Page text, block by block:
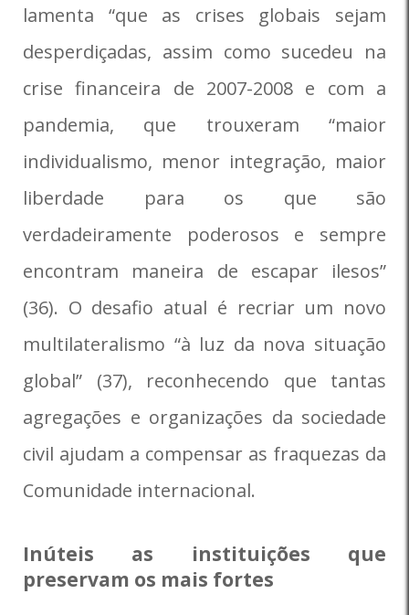
lamenta “que as crises globais sejam
desperdiçadas, assim como sucedeu na
crise financeira de 2007-2008 e com a
pandemia, que trouxeram “maior
individualismo, menor integração, maior
liberdade para os que são
verdadeiramente poderosos e sempre
encontram maneira de escapar ilesos”
(36). O desafio atual é recriar um novo
multilateralismo “à luz da nova situação
global” (37), reconhecendo que tantas
agregações e organizações da sociedade
civil ajudam a compensar as fraquezas da
Comunidade internacional.
Inúteis as instituições que
preservam os mais fortes